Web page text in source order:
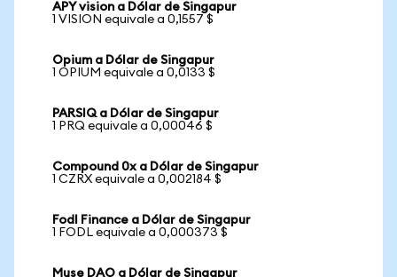
APY vision a Dólar de Singapur
1 VISION equivale a 0,1557 $
Opium a Dólar de Singapur
1 OPIUM equivale a 0,0133 $
PARSIQ a Dólar de Singapur
1 PRQ equivale a 0,00046 $
Compound 0x a Dólar de Singapur
1 CZRX equivale a 0,002184 $
Fodl Finance a Dólar de Singapur
1 FODL equivale a 0,000373 $
Muse DAO a Dólar de Singapur